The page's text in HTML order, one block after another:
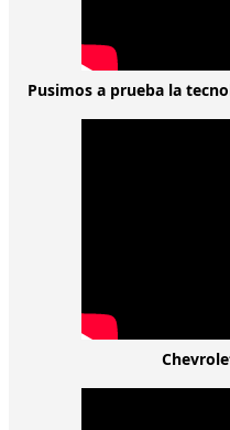
Pusimos a prueba la